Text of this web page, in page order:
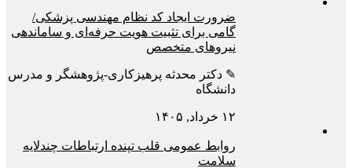
ضرورت ایجاد کد نظام مهندسی پزشکی/
گامی برای تثبیت هویت حرفه‌ای و ساماندهی
نیروهای متخصص
✎ دکتر محدثه پرهیزکاری-پژوهشگر و مدرس
دانشگاه
۱۲ خرداد, ۱۴۰۵
روابط عمومی قلب تپنده ارتباطات چندلایه
سلامت